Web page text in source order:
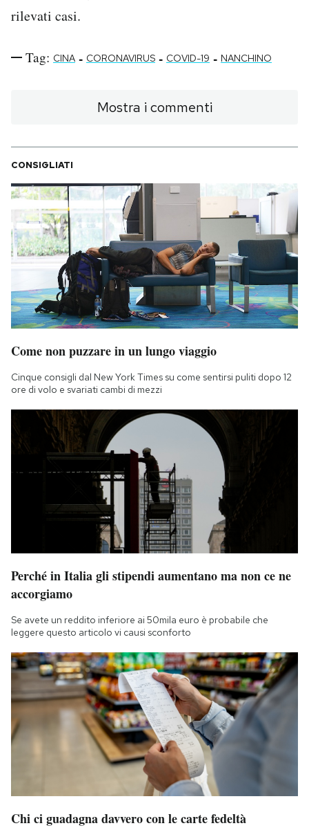
rilevati casi.
Tag: CINA - CORONAVIRUS - COVID-19 - NANCHINO
Mostra i commenti
CONSIGLIATI
Come non puzzare in un lungo viaggio
Cinque consigli dal New York Times su come sentirsi puliti dopo 12
ore di volo e svariati cambi di mezzi
Perché in Italia gli stipendi aumentano ma non ce ne
accorgiamo
Se avete un reddito inferiore ai 50mila euro è probabile che
leggere questo articolo vi causi sconforto
Chi ci guadagna davvero con le carte fedeltà